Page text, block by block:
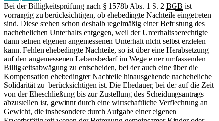
Bei der Billigkeitsprüfung nach § 1578b Abs. 1 S. 2 BGB ist
vorrangig zu berücksichtigen, ob ehebedingte Nachteile eingetreten
sind. Diese stehen schon deshalb regelmäßig einer Befristung des
nachehelichen Unterhalts entgegen, weil der Unterhaltsberechtigte
dann seinen eigenen angemessenen Unterhalt nicht selbst erzielen
kann. Fehlen ehebedingte Nachteile, so ist über eine Herabsetzung
auf den angemessenen Lebensbedarf im Wege einer umfassenden
Billigkeitsabwägung zu entscheiden, bei der auch eine über die
Kompensation ehebedingter Nachteile hinausgehende nacheheliche
Solidarität zu berücksichtigen ist. Die Ehedauer, bei der auf die Zeit
von der Eheschließung bis zur Zustellung des Scheidungsantrags
abzustellen ist, gewinnt durch eine wirtschaftliche Verflechtung an
Gewicht, die insbesondere durch Aufgabe einer eigenen